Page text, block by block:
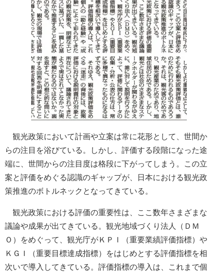
観光政策において計画や立案は常に花形として、世間か
らの注目を浴びている。しかし、評価する段階になった途
端に、世間からの注目度は格段に下がってしまう。この立
案と評価をめぐる認識のギャップが、日本における観光政
策推進のボトルネックとなってきている。
観光政策における評価の重要性は、ここ数年さまざまな
議論や成果が出てきている。観光地域づくり法人（ＤＭ
Ｏ）をめぐって、観光庁がＫＰＩ（重要業績評価指標）や
ＫＧＩ（重要目標達成指標）をはじめとする評価指標を相
次いで導入してきている。評価指標の導入は、これまで個